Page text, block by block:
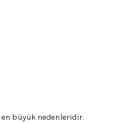
en büyük nedenleridir.